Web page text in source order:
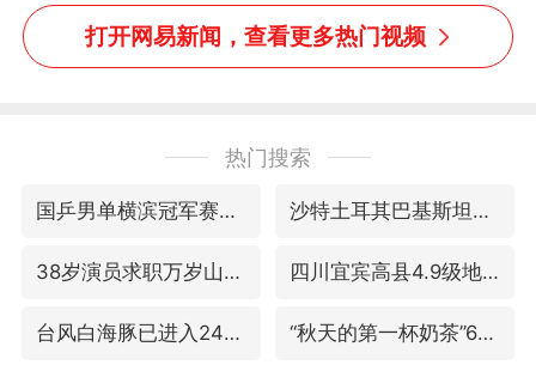
是武侠片现场！#睡个好
打开网易新闻，查看更多热门视频
热门搜索
国乒男单横滨冠军赛全军覆没 沙特土耳其巴基斯坦签署共同防务协议
38岁演员求职万岁山NPC成功 四川宜宾高县4.9级地震致1死
台风白海豚已进入24小时警戒线 “秋天的第一杯奶茶”6岁了